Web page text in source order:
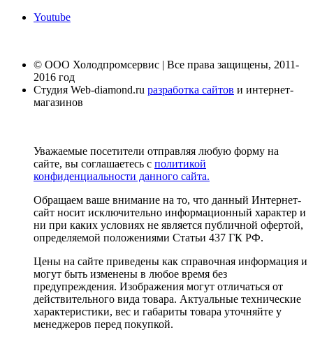
Youtube
© ООО Холодпромсервис | Все права защищены, 2011-
2016 год
Студия Web-diamond.ru разработка сайтов и интернет-
магазинов
Уважаемые посетители отправляя любую форму на
сайте, вы соглашаетесь с политикой
конфиденциальности данного сайта.
Обращаем ваше внимание на то, что данный Интернет-
сайт носит исключительно информационный характер и
ни при каких условиях не является публичной офертой,
определяемой положениями Статьи 437 ГК РФ.
Цены на сайте приведены как справочная информация и
могут быть изменены в любое время без
предупреждения. Изображения могут отличаться от
действительного вида товара. Актуальные технические
характеристики, вес и габариты товара уточняйте у
менеджеров перед покупкой.